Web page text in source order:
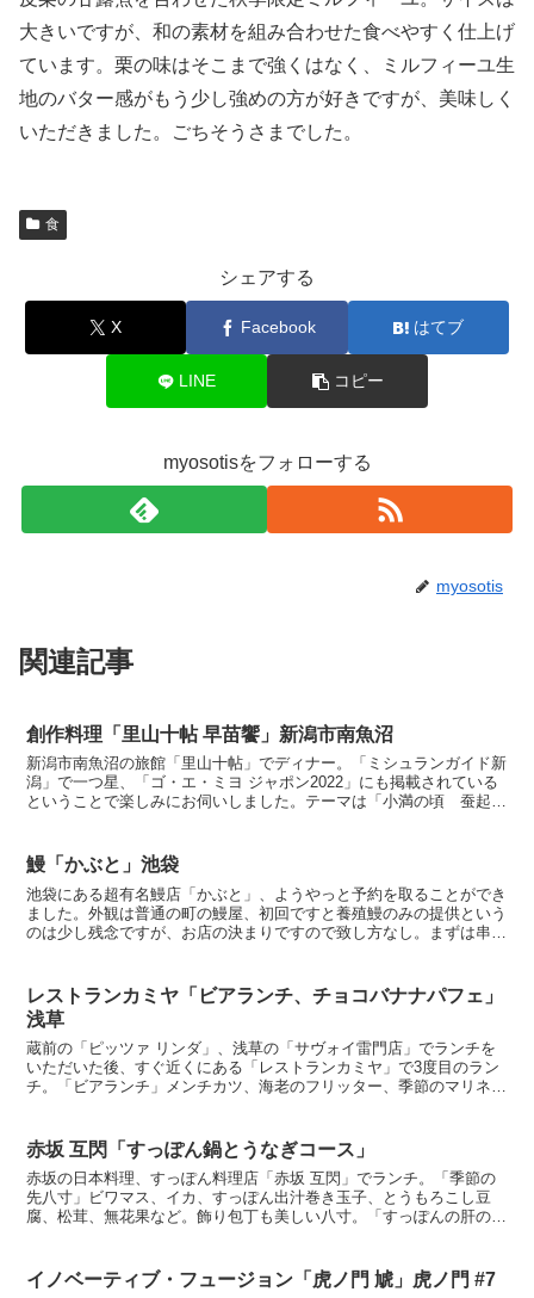
大きいですが、和の素材を組み合わせた食べやすく仕上げ
ています。栗の味はそこまで強くはなく、ミルフィーユ生
地のバター感がもう少し強めの方が好きですが、美味しく
いただきました。ごちそうさまでした。
食
シェアする
X Facebook はてブ
LINE コピー
myosotisをフォローする
myosotis
関連記事
創作料理「里山十帖 早苗饗」新潟市南魚沼
新潟市南魚沼の旅館「里山十帖」でディナー。「ミシュランガイド新
潟」で一つ星、「ゴ・エ・ミヨ ジャポン2022」にも掲載されている
ということで楽しみにお伺いしました。テーマは「小満の頃 蚕起食
鰻「かぶと」池袋
池袋にある超有名鰻店「かぶと」、ようやっと予約を取ることができ
ました。外観は普通の町の鰻屋、初回ですと養殖鰻のみの提供という
のは少し残念ですが、お店の決まりですので致し方なし。まずは串焼
レストランカミヤ「ビアランチ、チョコバナナパフェ」
浅草
蔵前の「ピッツァ リンダ」、浅草の「サヴォイ雷門店」でランチを
いただいた後、すぐ近くにある「レストランカミヤ」で3度目のラン
チ。「ビアランチ」メンチカツ、海老のフリッター、季節のマリネ、
赤坂 互閃「すっぽん鍋とうなぎコース」
赤坂の日本料理、すっぽん料理店「赤坂 互閃」でランチ。「季節の
先八寸」ビワマス、イカ、すっぽん出汁巻き玉子、とうもろこし豆
腐、松茸、無花果など。飾り包丁も美しい八寸。「すっぽんの肝の漬
イノベーティブ・フュージョン「虎ノ門 虓」虎ノ門 #7